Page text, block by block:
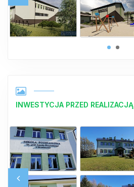
INWESTYCJA PRZED REALIZACJĄ